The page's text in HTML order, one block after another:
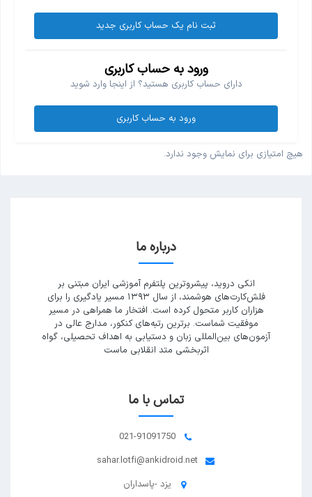
ثبت نام یک حساب کاربری جدید
ورود به حساب کاربری
دارای حساب کاربری هستید؟ از اینجا وارد شوید
ورود به حساب کاربری
هیچ امتیازی برای نمایش وجود ندارد.
درباره ما
انکی دروید، پیشروترین پلتفرم آموزشی ایران مبتنی بر
فلش‌کارت‌های هوشمند، از سال ۱۳۹۳ مسیر یادگیری را برای
هزاران کاربر متحول کرده است. افتخار ما همراهی در مسیر
موفقیت شماست. برترین رتبه‌های کنکور، مدارج عالی در
آزمون‌های بین‌المللی زبان و دستیابی به اهداف تحصیلی، گواه
اثربخشی متد انقلابی ماست
تماس با ما
021-91091750
sahar.lotfi@ankidroid.net
یزد -پاسداران